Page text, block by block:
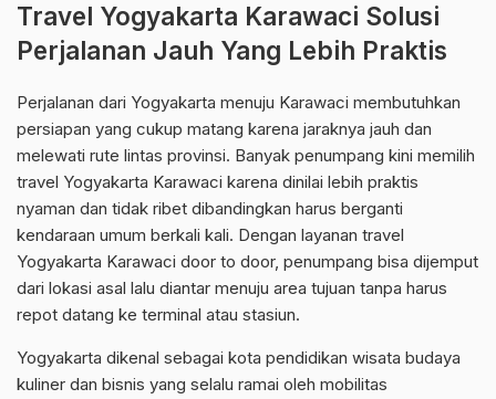
Travel Yogyakarta Karawaci Solusi
Perjalanan Jauh Yang Lebih Praktis
Perjalanan dari Yogyakarta menuju Karawaci membutuhkan
persiapan yang cukup matang karena jaraknya jauh dan
melewati rute lintas provinsi. Banyak penumpang kini memilih
travel Yogyakarta Karawaci karena dinilai lebih praktis
nyaman dan tidak ribet dibandingkan harus berganti
kendaraan umum berkali kali. Dengan layanan travel
Yogyakarta Karawaci door to door, penumpang bisa dijemput
dari lokasi asal lalu diantar menuju area tujuan tanpa harus
repot datang ke terminal atau stasiun.
Yogyakarta dikenal sebagai kota pendidikan wisata budaya
kuliner dan bisnis yang selalu ramai oleh mobilitas